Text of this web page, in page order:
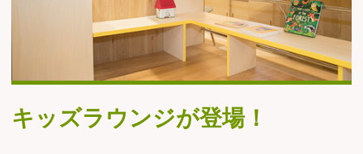
キッズラウンジが登場！